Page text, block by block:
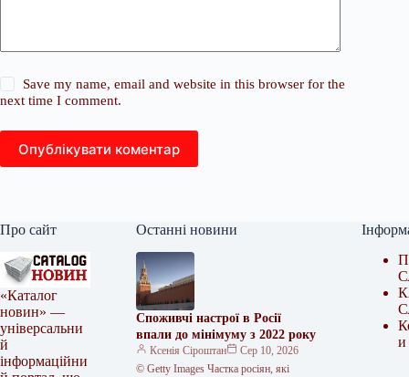
Save my name, email and website in this browser for the
next time I comment.
Опублікувати коментар
Про сайт
«Каталог
новин» —
універсальни
й
інформаційни
Останні новини
Споживчі настрої в Росії
впали до мінімуму з 2022 року
Ксенія Сіроштан
Сер 10, 2026
© Getty Images Частка росіян, які
и